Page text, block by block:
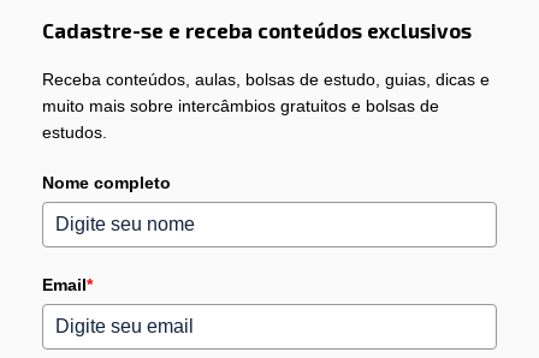
Cadastre-se e receba conteúdos exclusivos
Receba conteúdos, aulas, bolsas de estudo, guias, dicas e
muito mais sobre intercâmbios gratuitos e bolsas de
estudos.
Nome completo
Email*